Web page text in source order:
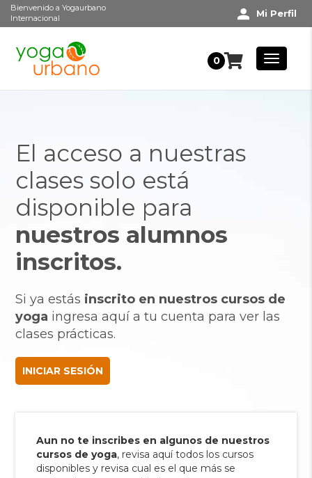
Bienvenido a Yogaurbano
Internacional
Mi Perfil
0
El acceso a nuestras
clases solo está
disponible para
nuestros alumnos
inscritos.
Si ya estás inscrito en nuestros cursos de
yoga ingresa aquí a tu cuenta para ver las
clases prácticas.
INICIAR SESIÓN
Aun no te inscribes en algunos de nuestros
cursos de yoga, revisa aquí todos los cursos
disponibles y revisa cual es el que más se